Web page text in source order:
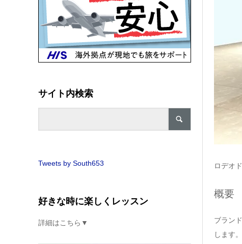
ロデオ
概要
ブラン
します。
サイト内検索
Tweets by South653
好きな時に楽しくレッスン
詳細はこちら▼